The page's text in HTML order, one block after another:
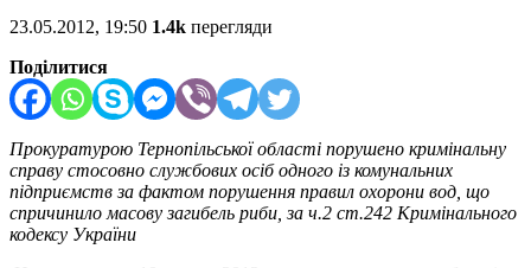
23.05.2012, 19:50 1.4k перегляди
Поділитися
Прокуратурою Тернопільської області порушено кримінальну
справу стосовно службових осіб одного із комунальних
підприємств за фактом порушення правил охорони вод, що
спричинило масову загибель риби, за ч.2 ст.242 Кримінального
кодексу України